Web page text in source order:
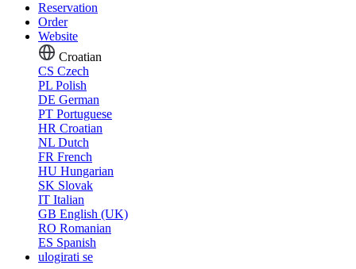
Reservation
Order
Website
Croatian
CS Czech
PL Polish
DE German
PT Portuguese
HR Croatian
NL Dutch
FR French
HU Hungarian
SK Slovak
IT Italian
GB English (UK)
RO Romanian
ES Spanish
ulogirati se